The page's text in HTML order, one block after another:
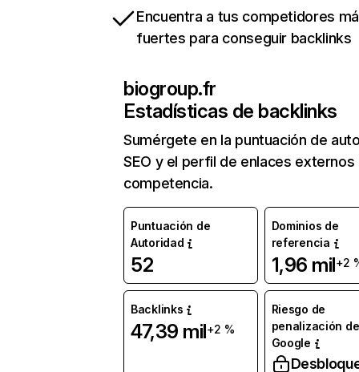
Encuentra a tus competidores
fuertes para conseguir backlinks
biogroup.fr
Estadísticas de backlinks
Sumérgete en la puntuación de
SEO y el perfil de enlaces externos
competencia.
Puntuación de
Autoridad
52
Dominios de
referencia
1,96 mil+2
Backlinks
47,39 mil+2 %
Riesgo de
penalización de
Google